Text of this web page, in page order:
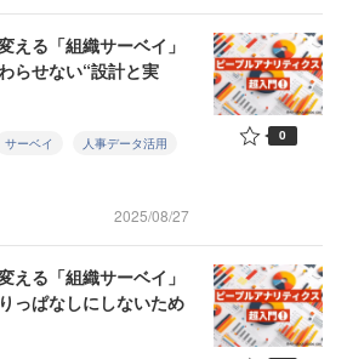
える「組織サーベイ」
らせない“設計と実
サーベイ 人事データ活用
2025/08/27
0
える「組織サーベイ」
っぱなしにしないため